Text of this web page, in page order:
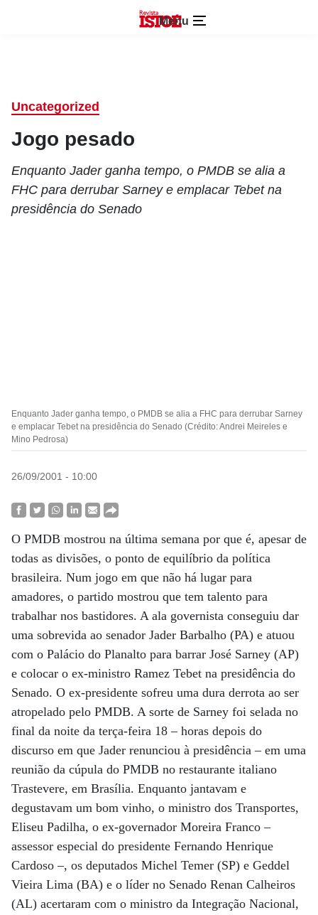
Menu
Uncategorized
Jogo pesado
Enquanto Jader ganha tempo, o PMDB se alia a
FHC para derrubar Sarney e emplacar Tebet na
presidência do Senado
Enquanto Jader ganha tempo, o PMDB se alia a FHC para derrubar Sarney
e emplacar Tebet na presidência do Senado (Crédito: Andrei Meireles e
Mino Pedrosa)
26/09/2001 - 10:00
O PMDB mostrou na última semana por que é, apesar de
todas as divisões, o ponto de equilíbrio da política
brasileira. Num jogo em que não há lugar para
amadores, o partido mostrou que tem talento para
trabalhar nos bastidores. A ala governista conseguiu dar
uma sobrevida ao senador Jader Barbalho (PA) e atuou
com o Palácio do Planalto para barrar José Sarney (AP)
e colocar o ex-ministro Ramez Tebet na presidência do
Senado. O ex-presidente sofreu uma dura derrota ao ser
atropelado pelo PMDB. A sorte de Sarney foi selada no
final da noite da terça-feira 18 – horas depois do
discurso em que Jader renunciou à presidência – em uma
reunião da cúpula do PMDB no restaurante italiano
Trastevere, em Brasília. Enquanto jantavam e
degustavam um bom vinho, o ministro dos Transportes,
Eliseu Padilha, o ex-governador Moreira Franco –
assessor especial do presidente Fernando Henrique
Cardoso –, os deputados Michel Temer (SP) e Geddel
Vieira Lima (BA) e o líder no Senado Renan Calheiros
(AL) acertaram com o ministro da Integração Nacional,